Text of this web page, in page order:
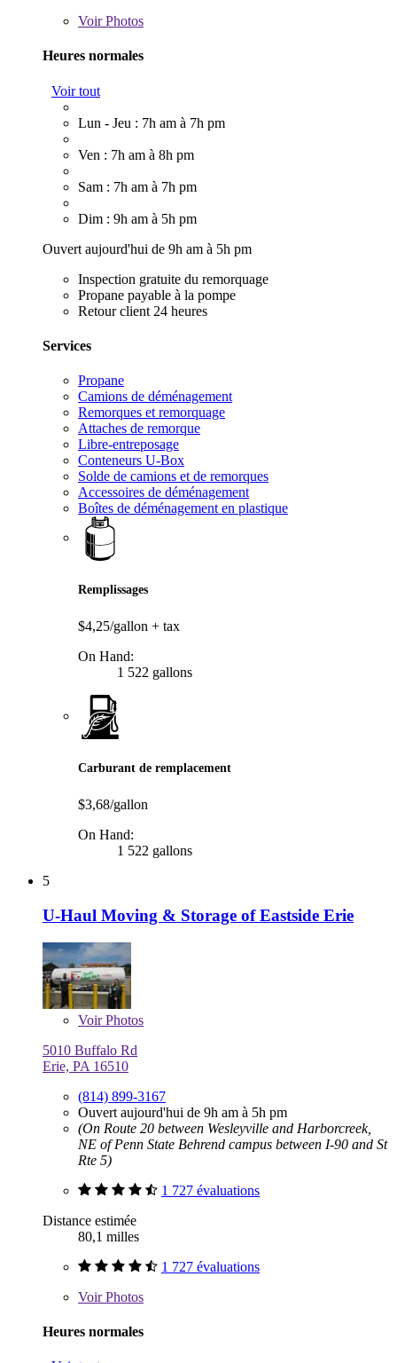
VoirPhotos
Heures normales
Voir tout
Lun - Jeu : 7h am à 7h pm
Ven : 7h am à 8h pm
Sam : 7h am à 7h pm
Dim : 9h am à 5h pm
Ouvert aujourd'hui de 9h am à 5h pm
Inspection gratuite du remorquage
Propane payable à la pompe
Retour client 24 heures
Services
Propane
Camions de déménagement
Remorques et remorquage
Attaches de remorque
Libre-entreposage
Conteneurs U-Box
Solde de camions et de remorques
Accessoires de déménagement
Boîtes de déménagement en plastique
Remplissages
$4,25/gallon + tax
On Hand:
1 522 gallons
Carburant de remplacement
$3,68/gallon
On Hand:
1 522 gallons
5
U-Haul Moving & Storage of Eastside Erie
VoirPhotos
5010 Buffalo Rd
Erie, PA 16510
(814) 899-3167
Ouvert aujourd'hui de 9h am à 5h pm
(On Route 20 between Wesleyville and Harborcreek,
NE of Penn State Behrend campus between I-90 and St
Rte 5)
1 727 évaluations
Distance estimée
80,1 milles
1 727 évaluations
VoirPhotos
Heures normales